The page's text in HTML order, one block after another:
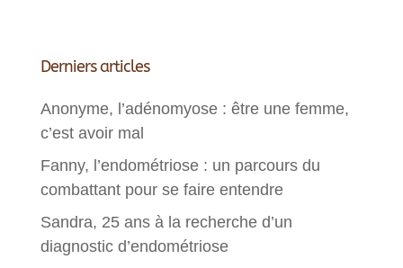
Derniers articles
Anonyme, l’adénomyose : être une femme,
c’est avoir mal
Fanny, l’endométriose : un parcours du
combattant pour se faire entendre
Sandra, 25 ans à la recherche d’un
diagnostic d’endométriose